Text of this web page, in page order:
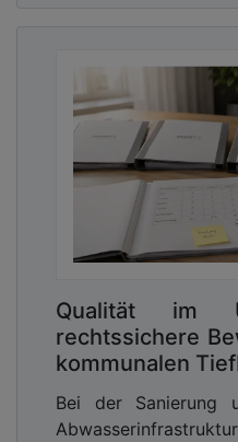
Qualität im
rechtssichere
kommunalen
Bei der Sanierung